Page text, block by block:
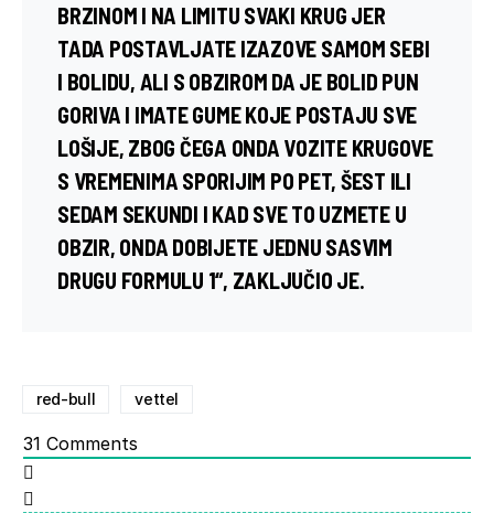
BRZINOM I NA LIMITU SVAKI KRUG JER
TADA POSTAVLJATE IZAZOVE SAMOM SEBI
I BOLIDU, ALI S OBZIROM DA JE BOLID PUN
GORIVA I IMATE GUME KOJE POSTAJU SVE
LOŠIJE, ZBOG ČEGA ONDA VOZITE KRUGOVE
S VREMENIMA SPORIJIM PO PET, ŠEST ILI
SEDAM SEKUNDI I KAD SVE TO UZMETE U
OBZIR, ONDA DOBIJETE JEDNU SASVIM
DRUGU FORMULU 1“, ZAKLJUČIO JE.
red-bull vettel
31 Comments